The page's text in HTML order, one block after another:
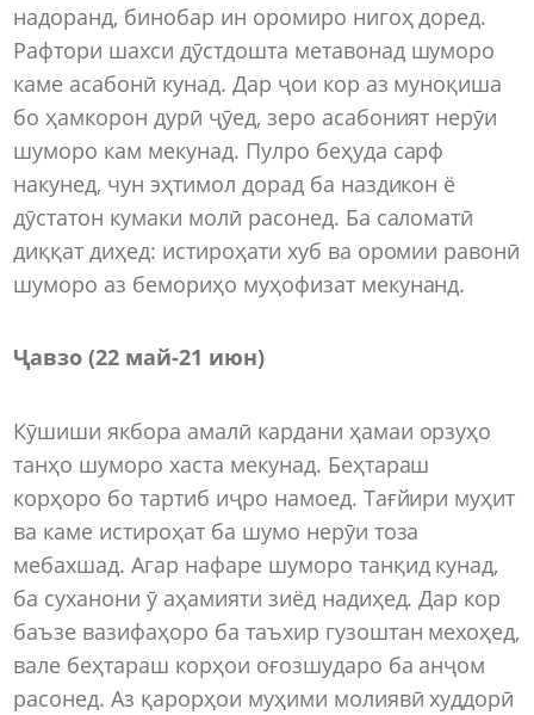
надоранд, бинобар ин оромиро нигоҳ доред.
Рафтори шахси дӯстдошта метавонад шуморо
каме асабонӣ кунад. Дар ҷои кор аз муноқиша
бо ҳамкорон дурӣ ҷӯед, зеро асабоният нерӯи
шуморо кам мекунад. Пулро беҳуда сарф
накунед, чун эҳтимол дорад ба наздикон ё
дӯстатон кумаки молӣ расонед. Ба саломатӣ
диққат диҳед: истироҳати хуб ва оромии равонӣ
шуморо аз бемориҳо муҳофизат мекунанд.
Ҷавзо (22 май-21 июн)
Кӯшиши якбора амалӣ кардани ҳамаи орзуҳо
танҳо шуморо хаста мекунад. Беҳтараш
корҳоро бо тартиб иҷро намоед. Тағйири муҳит
ва каме истироҳат ба шумо нерӯи тоза
мебахшад. Агар нафаре шуморо танқид кунад,
ба суханони ӯ аҳамияти зиёд надиҳед. Дар кор
баъзе вазифаҳоро ба таъхир гузоштан мехоҳед,
вале беҳтараш корҳои оғозшударо ба анҷом
расонед. Аз қарорҳои муҳими молиявӣ худдорӣ